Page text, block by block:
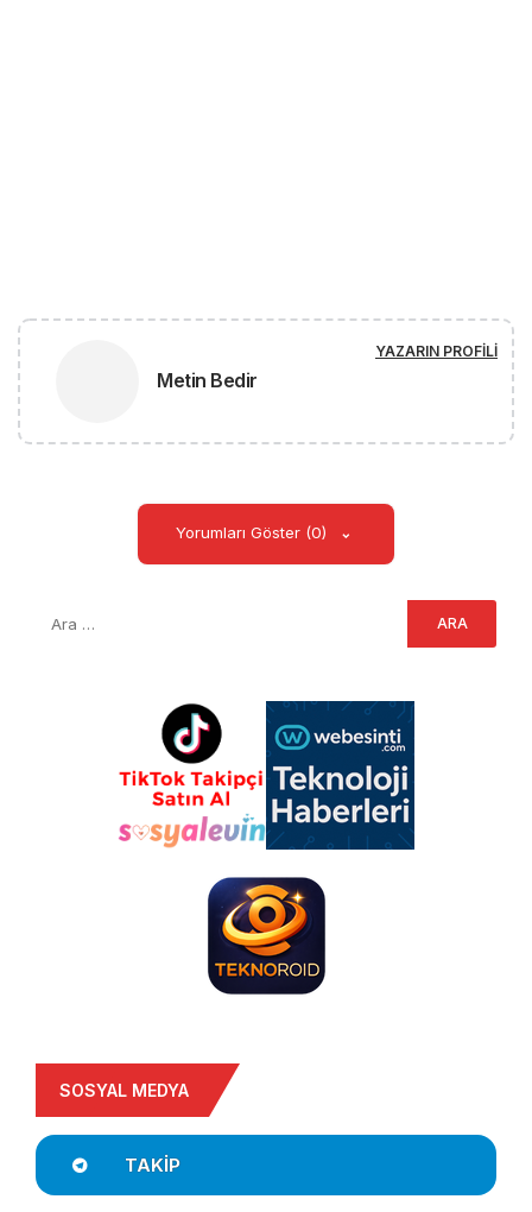
Metin Bedir
YAZARIN PROFILI
Yorumları Göster (0)
SOSYAL MEDYA
TAKIP